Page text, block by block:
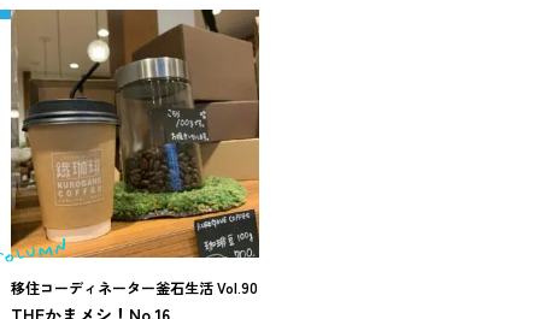
移住コーディネーター釜石生活 Vol.90